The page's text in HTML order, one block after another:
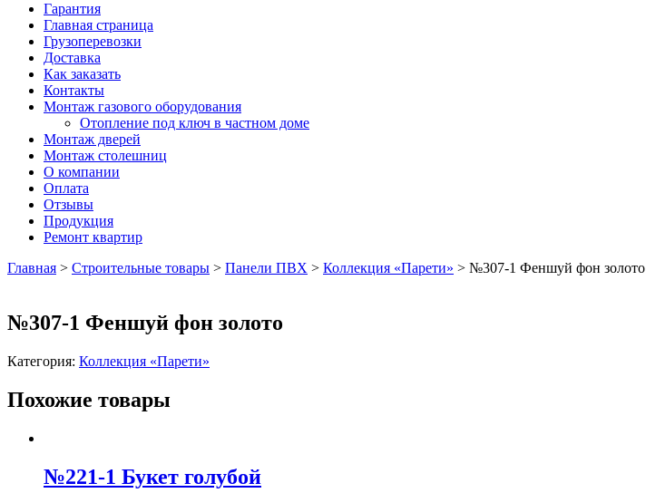
Гарантия
Главная страница
Грузоперевозки
Доставка
Как заказать
Контакты
Монтаж газового оборудования
Отопление под ключ в частном доме
Монтаж дверей
Монтаж столешниц
О компании
Оплата
Отзывы
Продукция
Ремонт квартир
Главная > Строительные товары > Панели ПВХ > Коллекция «Парети» > №307-1 Феншуй фон золото
№307-1 Феншуй фон золото
Категория: Коллекция «Парети»
Похожие товары
№221-1 Букет голубой